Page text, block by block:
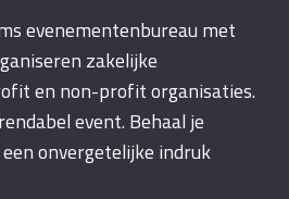
evenementenbureau met
zakelijke
en non-profit organisaties.
event. Behaal je
onvergetelijke indruk